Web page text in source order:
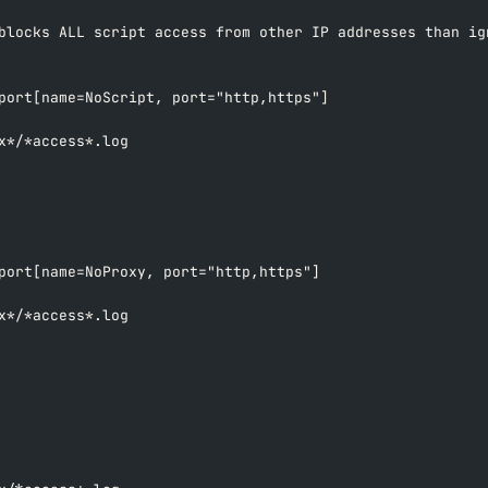
ALL script access from other IP addresses than
port="http,https"]
*access*.log
port="http,https"]
*access*.log